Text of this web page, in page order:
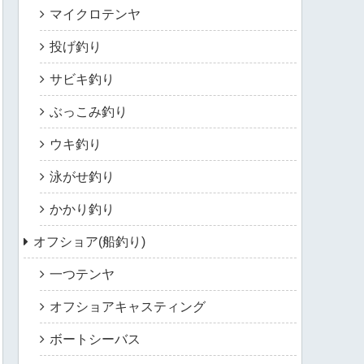
マイクロテンヤ
投げ釣り
サビキ釣り
ぶっこみ釣り
ウキ釣り
泳がせ釣り
かかり釣り
オフショア(船釣り)
一つテンヤ
オフショアキャスティング
ボートシーバス